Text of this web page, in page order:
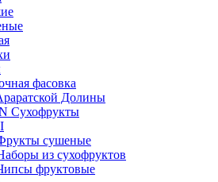
фасовка
Долины
Сухофрукты
сушеные
из сухофруктов
фруктовые